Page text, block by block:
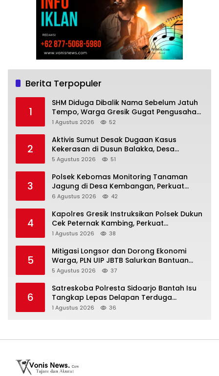
Berita Terpopuler
1
SHM Diduga Dibalik Nama Sebelum Jatuh
Tempo, Warga Gresik Gugat Pengusaha
Rokok dan Somasi Kepala Desa
1 Agustus 2026 52
2
Aktivis Sumut Desak Dugaan Kasus
Kekerasan di Dusun Balakka, Desa
Gunung Malintang Diusut Tuntas
5 Agustus 2026 51
3
Polsek Kebomas Monitoring Tanaman
Jagung di Desa Kembangan, Perkuat
Dukungan Ketahanan Pangan Nasional
6 Agustus 2026 42
4
Kapolres Gresik Instruksikan Polsek Dukun
Cek Peternak Kambing, Perkuat
Ketahanan Pangan Nasional
1 Agustus 2026 38
5
Mitigasi Longsor dan Dorong Ekonomi
Warga, PLN UIP JBTB Salurkan Bantuan
Konservasi 4.000 Pohon Aren Genjah Asal
5 Agustus 2026 37
6
Satreskoba Polresta Sidoarjo Bantah Isu
Tangkap Lepas Delapan Terduga
Penyalahgunaan Narkoba di Porong
1 Agustus 2026 36